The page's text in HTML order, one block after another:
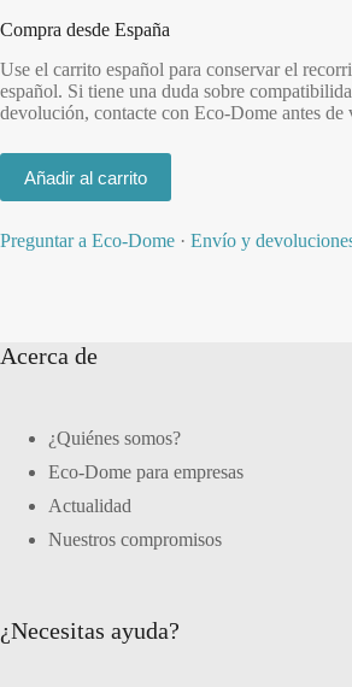
Compra desde España
Use el carrito español para conservar el
español. Si tiene una duda sobre
devolución, contacte con Eco-Dome antes de
Añadir al carrito
Preguntar a Eco-Dome · Envío y
Acerca de
¿Quiénes somos?
Eco-Dome para empresas
Actualidad
Nuestros compromisos
¿Necesitas ayuda?